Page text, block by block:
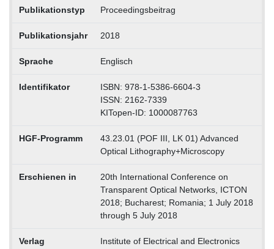
Publikationstyp Proceedingsbeitrag
Publikationsjahr 2018
Sprache Englisch
Identifikator
ISBN: 978-1-5386-6604-3
ISSN: 2162-7339
KITopen-ID: 1000087763
HGF-Programm
43.23.01 (POF III, LK 01) Advanced
Optical Lithography+Microscopy
Erschienen in
20th International Conference on
Transparent Optical Networks, ICTON
2018; Bucharest; Romania; 1 July 2018
through 5 July 2018
Verlag
Institute of Electrical and Electronics